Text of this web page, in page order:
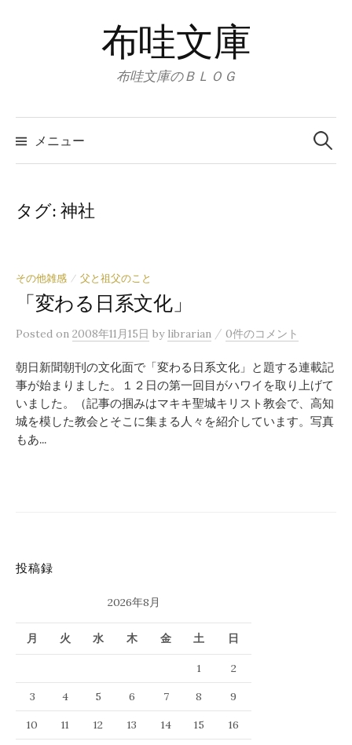
へ
ス
プ
布哇文庫
布哇文庫のＢＬＯＧ
メニュー
検
索:
タグ:神社
その他雑感 / 父と祖父のこと
「変わる日系文化」
Posted on 2008年11月15日 by librarian / 0件のコメント
朝日新聞朝刊の文化面で「変わる日系文化」と題する連載記
事が始まりました。１２日の第一回目がハワイを取り上げて
いました。（記事の掴みはマキキ聖城キリスト教会で、高知
城を模した教会とそこに集まる人々を紹介しています。写真
もあ...
投稿録
2026年8月
月 火 水 木 金 土 日
1
2
3
4 5 6 7 8
9
10
11 12 13 14 15
16